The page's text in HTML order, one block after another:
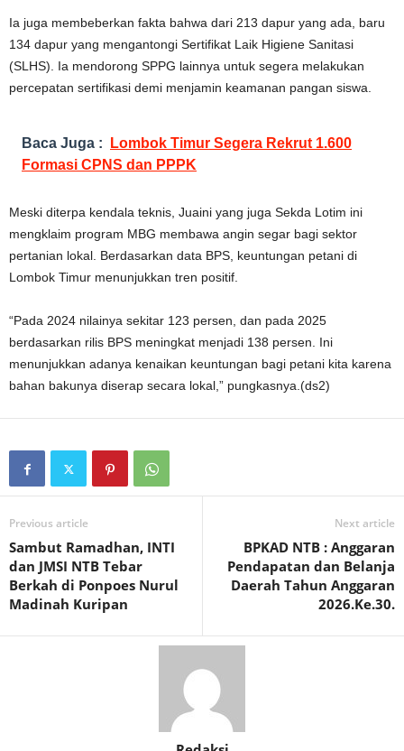
Ia juga membeberkan fakta bahwa dari 213 dapur yang ada, baru
134 dapur yang mengantongi Sertifikat Laik Higiene Sanitasi
(SLHS). Ia mendorong SPPG lainnya untuk segera melakukan
percepatan sertifikasi demi menjamin keamanan pangan siswa.
Baca Juga :
Lombok Timur Segera Rekrut 1.600
Formasi CPNS dan PPPK
Meski diterpa kendala teknis, Juaini yang juga Sekda Lotim ini
mengklaim program MBG membawa angin segar bagi sektor
pertanian lokal. Berdasarkan data BPS, keuntungan petani di
Lombok Timur menunjukkan tren positif.
“Pada 2024 nilainya sekitar 123 persen, dan pada 2025
berdasarkan rilis BPS meningkat menjadi 138 persen. Ini
menunjukkan adanya kenaikan keuntungan bagi petani kita karena
bahan bakunya diserap secara lokal,” pungkasnya.(ds2)
Previous article
Sambut Ramadhan, INTI
dan JMSI NTB Tebar
Berkah di Ponpoes Nurul
Madinah Kuripan
Next article
BPKAD NTB : Anggaran
Pendapatan dan Belanja
Daerah Tahun Anggaran
2026.Ke.30.